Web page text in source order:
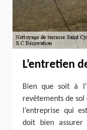
L’entretien
Bien que soit à
revêtements de
l’entreprise qui
doit bien assurer